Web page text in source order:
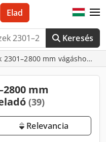
Keresés
Elad
mm vágáshossz
mm
(39)
Relevancia